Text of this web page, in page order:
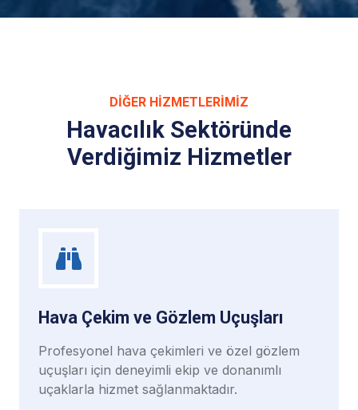
DIĞER HIZMETLERIMIZ
Havacılık Sektöründe
Verdiğimiz Hizmetler
Gözlem Uçuşları
çekimleri ve özel gözlem
ekip ve donanımlı
Özel Pilot
Pilot lisansı almak
standartlara uygun